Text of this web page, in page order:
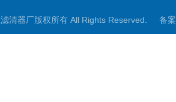
电钢厂滤芯
清器厂版权所有 All Rights Reserved. 备